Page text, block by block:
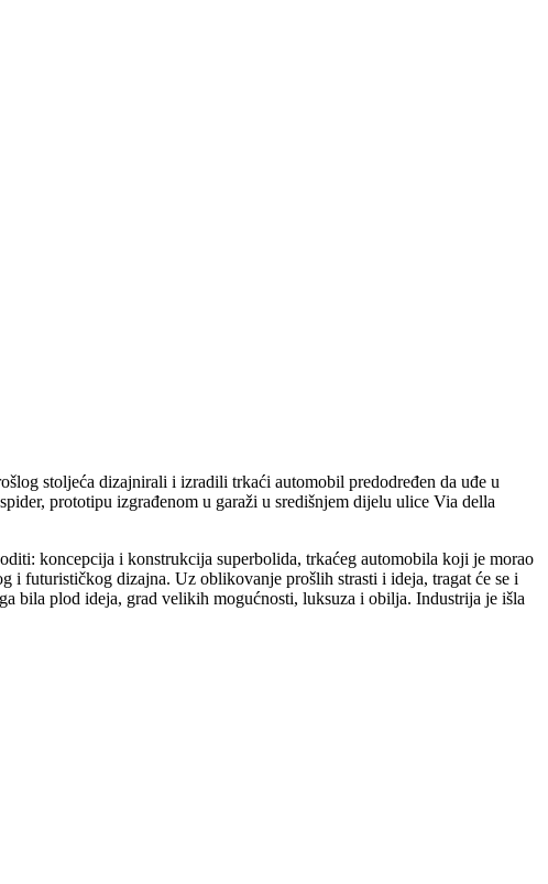
stoljeća dizajnirali i izradili trkaći automobil predodređen da uđe u
prototipu izgrađenom u garaži u središnjem dijelu ulice Via della
koncepcija i konstrukcija superbolida, trkaćeg automobila koji je morao
i futurističkog dizajna. Uz oblikovanje prošlih strasti i ideja, tragat će se i
bila plod ideja, grad velikih mogućnosti, luksuza i obilja. Industrija je išla